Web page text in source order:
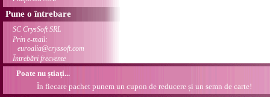
Pune o întrebare
SC CrysSoft SRL
Prin e-mail:
euroalia@cryssoft.com
Întrebări frecvente
Poate nu știați...
În fiecare pachet punem un cupon de reducere și un semn de carte!